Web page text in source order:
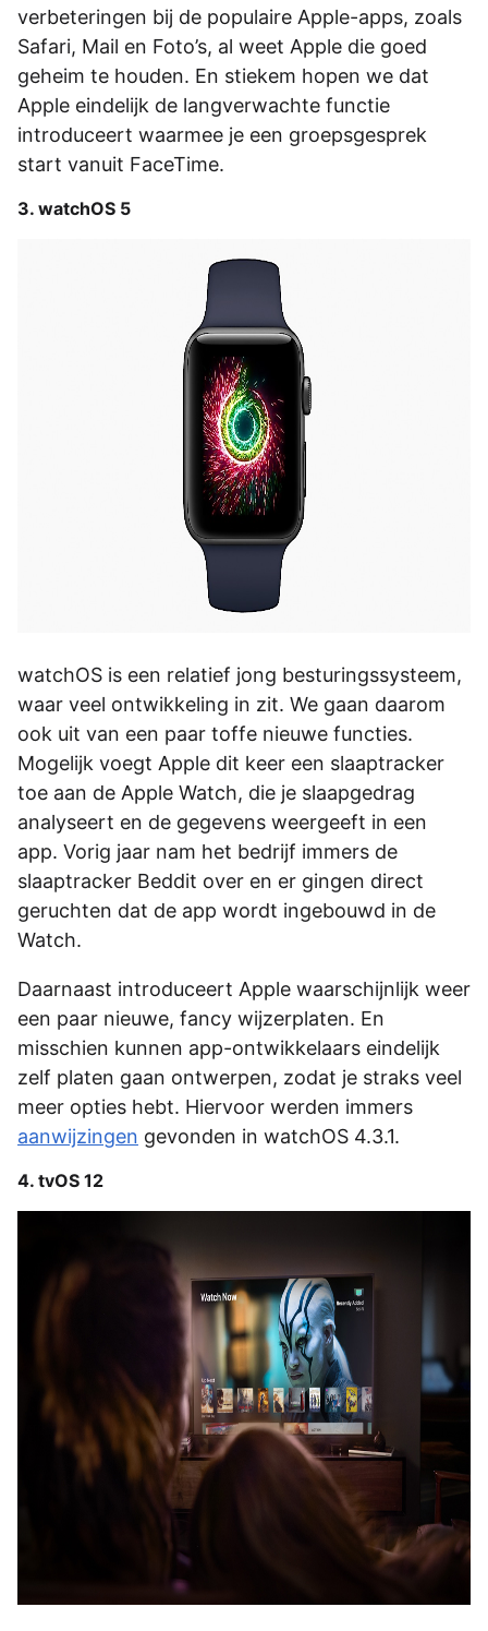
verbeteringen bij de populaire Apple-apps, zoals
Safari, Mail en Foto’s, al weet Apple die goed
geheim te houden. En stiekem hopen we dat
Apple eindelijk de langverwachte functie
introduceert waarmee je een groepsgesprek
start vanuit FaceTime.
3. watchOS 5
watchOS is een relatief jong besturingssysteem,
waar veel ontwikkeling in zit. We gaan daarom
ook uit van een paar toffe nieuwe functies.
Mogelijk voegt Apple dit keer een slaaptracker
toe aan de Apple Watch, die je slaapgedrag
analyseert en de gegevens weergeeft in een
app. Vorig jaar nam het bedrijf immers de
slaaptracker Beddit over en er gingen direct
geruchten dat de app wordt ingebouwd in de
Watch.
Daarnaast introduceert Apple waarschijnlijk weer
een paar nieuwe, fancy wijzerplaten. En
misschien kunnen app-ontwikkelaars eindelijk
zelf platen gaan ontwerpen, zodat je straks veel
meer opties hebt. Hiervoor werden immers
aanwijzingen gevonden in watchOS 4.3.1.
4. tvOS 12